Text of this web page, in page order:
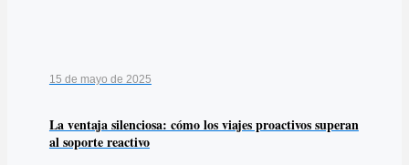
15 de mayo de 2025
La ventaja silenciosa: cómo los viajes proactivos superan
al soporte reactivo